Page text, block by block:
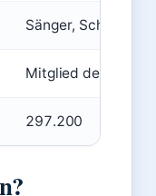
Sänger,
Mitglied der
297.200